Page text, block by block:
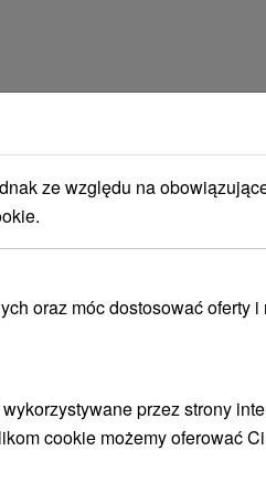
ze względu na
oraz móc dostosować oferty i
przez strony
cookie możemy oferować